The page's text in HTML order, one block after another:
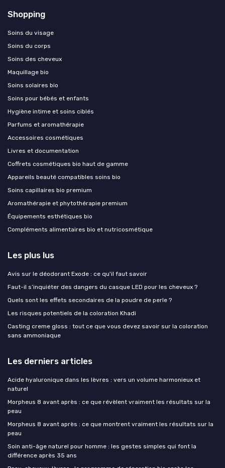
Shopping
Soins du visage
Soins du corps
Soins des cheveux
Maquillage bio
Soins solaires bio
Soins pour bébés et enfants
Hygiène intime et soins ciblés
Parfums et aromathérapie
Accessoires cosmétiques
Livres et documentation
Coffrets cosmétiques bio haut de gamme
Appareils beauté compatibles soins bio
Soins capillaires bio premium
Aromathérapie et phytothérapie premium
Équipements esthétiques bio
Compléments alimentaires bio et nutricosmétique
Les plus lus
Avis sur le déodorant Exode : ce qu'il faut savoir
Faut-il s’inquiéter des dangers du casque LED pour les cheveux ?
Quels sont les effets secondaires de la poudre de perle ?
Les risques potentiels de la coloration Khadi
Casting creme gloss : tout ce que vous devez savoir sur la coloration
sans ammoniaque
Les derniers articles
Acide hyaluronique dans les lèvres : vers un volume harmonieux et
naturel
Morpheus 8 avant après : ce que révèlent vraiment les résultats sur la
peau
Morpheus 8 avant après : ce que montrent vraiment les résultats sur la
peau
Soin anti-âge naturel pour homme : les gestes simples qui font la
différence après 35 ans